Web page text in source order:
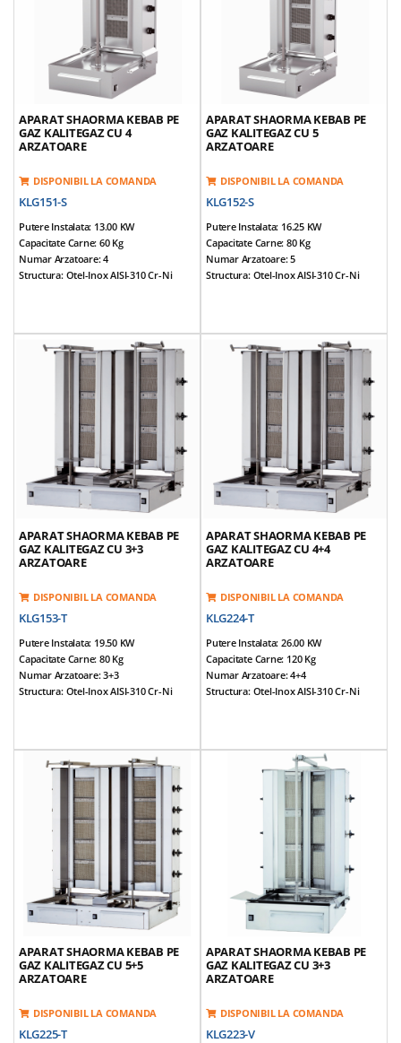
Tava Sustinere Carne Reglabila
Echipat Cu Valva De Siguranta Gaz
Greutate Echipamente: 58 Kg
*Accesorii Incluse: Aripioare Si Tava
APARAT SHAORMA KEBAB PE
GAZ KALITEGAZ CU 4
ARZATOARE
DISPONIBIL LA COMANDA
KLG151-S
Putere Instalata: 13.00 KW
Capacitate Carne: 60 Kg
Numar Arzatoare: 4
Structura: Otel-Inox AISI-310 Cr-Ni
Corp Mobil, Arzatoarele Se Pot
Echipat Cu Valva De Siguranta Gaz Pe
Greutate Echipamente: 40 Kg
*Accesorii Incluse: Aripioare Si Tava
APARAT SHAORMA KEBAB PE
GAZ KALITEGAZ CU 5
ARZATOARE
DISPONIBIL LA COMANDA
KLG152-S
Putere Instalata: 16.25 KW
Capacitate Carne: 80 Kg
Numar Arzatoare: 5
Structura: Otel-Inox AISI-310 Cr-Ni
Corp Mobil, Arzatoarele Se Pot
Echipat Cu Valva De Siguranta Gaz Pe
Greutate Echipamente: 45 Kg
*Accesorii Incluse: Aripioare Si Tava
APARAT SHAORMA KEBAB PE
GAZ KALITEGAZ CU 3+3
ARZATOARE
DISPONIBIL LA COMANDA
KLG153-T
Putere Instalata: 19.50 KW
Capacitate Carne: 80 Kg
Numar Arzatoare: 3+3
Structura: Otel-Inox AISI-310 Cr-Ni
Prevazut Cu 3+3 Arzatoare
Corp Mobil, Arzatoarele Se Pot
Apropia De Tepusa
Echipat Cu Valva De Siguranta Gaz Pe
Fiecare Arzator
Tepusa Ajustabila
Greutate Echipamente: 75 Kg
*Accesorii Incluse: Aripioare Si Tava
APARAT SHAORMA KEBAB PE
GAZ KALITEGAZ CU 4+4
ARZATOARE
DISPONIBIL LA COMANDA
KLG224-T
Putere Instalata: 26.00 KW
Capacitate Carne: 120 Kg
Numar Arzatoare: 4+4
Structura: Otel-Inox AISI-310 Cr-Ni
Prevazut Cu 4+4 Arzatoare
Corp Mobil, Arzatoarele Se Pot
Echipat Cu Valva De Siguranta Gaz Pe
Tepusa Ajustabila
Greutate Echipamente: 80 Kg
*Accesorii Incluse: Aripioare Si Tava
APARAT SHAORMA KEBAB PE
GAZ KALITEGAZ CU 5+5
ARZATOARE
DISPONIBIL LA COMANDA
KLG225-T
APARAT SHAORMA KEBAB PE
GAZ KALITEGAZ CU 3+3
ARZATOARE
DISPONIBIL LA COMANDA
KLG223-V